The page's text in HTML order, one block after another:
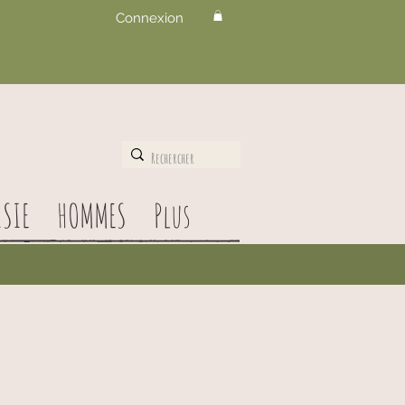
Connexion
HOMMES Plus